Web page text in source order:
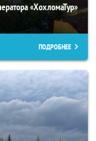
«ХохломаТур»
ПОДРОБНЕЕ